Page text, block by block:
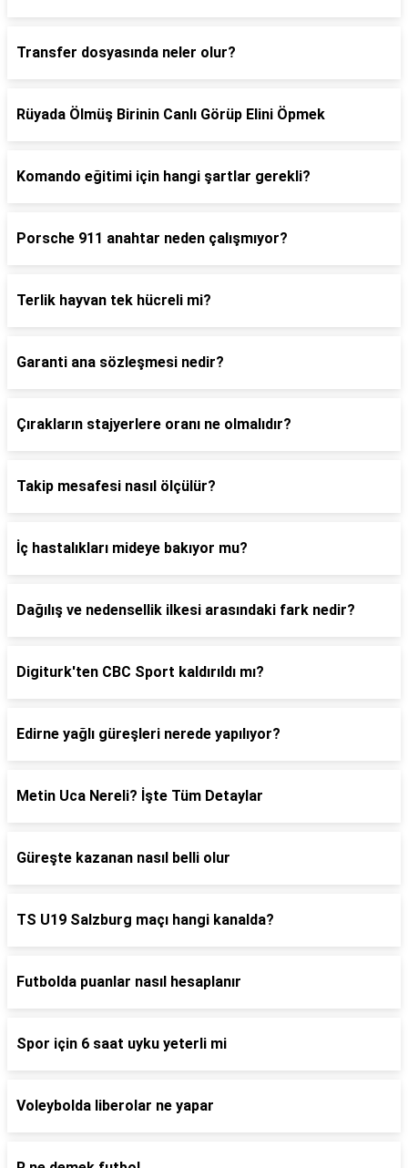
Transfer dosyasında neler olur?
Rüyada Ölmüş Birinin Canlı Görüp Elini Öpmek
Komando eğitimi için hangi şartlar gerekli?
Porsche 911 anahtar neden çalışmıyor?
Terlik hayvan tek hücreli mi?
Garanti ana sözleşmesi nedir?
Çırakların stajyerlere oranı ne olmalıdır?
Takip mesafesi nasıl ölçülür?
İç hastalıkları mideye bakıyor mu?
Dağılış ve nedensellik ilkesi arasındaki fark nedir?
Digiturk'ten CBC Sport kaldırıldı mı?
Edirne yağlı güreşleri nerede yapılıyor?
Metin Uca Nereli? İşte Tüm Detaylar
Güreşte kazanan nasıl belli olur
TS U19 Salzburg maçı hangi kanalda?
Futbolda puanlar nasıl hesaplanır
Spor için 6 saat uyku yeterli mi
Voleybolda liberolar ne yapar